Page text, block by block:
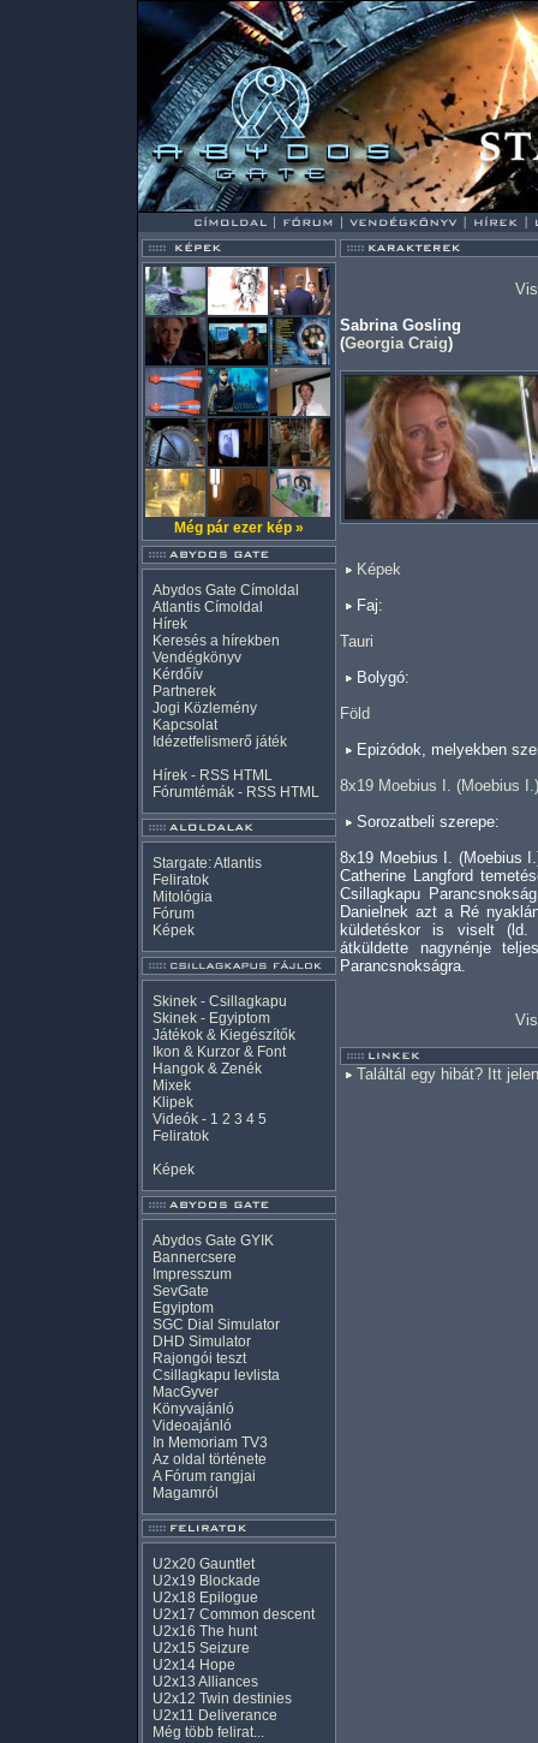
Még pár ezer kép »
Abydos Gate Címoldal
Atlantis Címoldal
Hírek
Keresés a hírekben
Vendégkönyv
Kérdőív
Partnerek
Jogi Közlemény
Kapcsolat
Idézetfelismerő játék
Hírek - RSS HTML
Fórumtémák - RSS HTML
Stargate: Atlantis
Feliratok
Mitológia
Fórum
Képek
Skinek - Csillagkapu
Skinek - Egyiptom
Játékok & Kiegészítők
Ikon & Kurzor & Font
Hangok & Zenék
Mixek
Klipek
Videók - 1 2 3 4 5
Feliratok
Képek
Abydos Gate GYIK
Bannercsere
Impresszum
SevGate
Egyiptom
SGC Dial Simulator
DHD Simulator
Rajongói teszt
Csillagkapu levlista
MacGyver
Könyvajánló
Videoajánló
In Memoriam TV3
Az oldal története
A Fórum rangjai
Magamról
U2x20 Gauntlet
U2x19 Blockade
U2x18 Epilogue
U2x17 Common descent
U2x16 The hunt
U2x15 Seizure
U2x14 Hope
U2x13 Alliances
U2x12 Twin destinies
U2x11 Deliverance
Még több felirat...
Sabrina Gosling
(Georgia Craig)
Képek
Faj:
Tauri
Bolygó:
Föld
Epizódok, melyekben
8x19 Moebius I. (Moebius I.)
Sorozatbeli szerepe:
8x19 Moebius I. (Moebius
Catherine Langford
Csillagkapu
Danielnek azt a Ré
küldetéskor is viselt (ld.
átküldette nagynénje
Parancsnokságra.
Találtál egy hibát? Itt